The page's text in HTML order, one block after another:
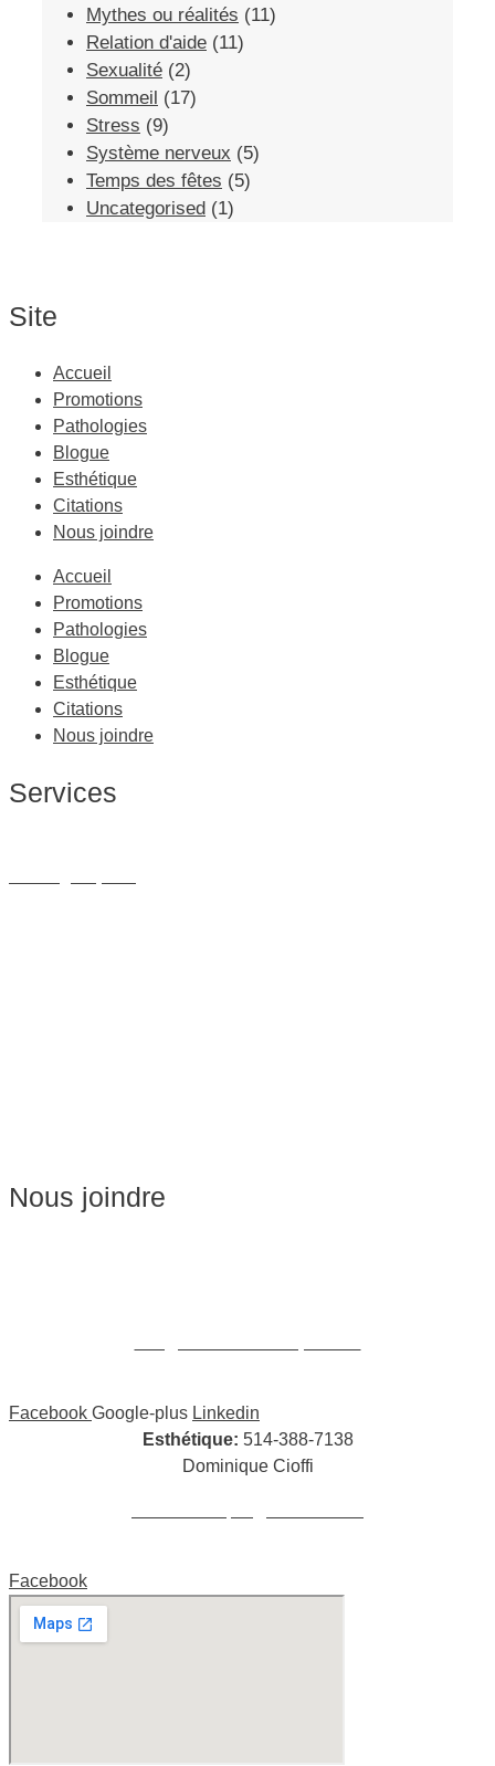
Mythes ou réalités (11)
Relation d'aide (11)
Sexualité (2)
Sommeil (17)
Stress (9)
Système nerveux (5)
Temps des fêtes (5)
Uncategorised (1)
Site
Accueil
Promotions
Pathologies
Blogue
Esthétique
Citations
Nous joindre
Accueil
Promotions
Pathologies
Blogue
Esthétique
Citations
Nous joindre
Services
Nous joindre
Facebook Google-plus Linkedin
Esthétique: 514-388-7138
Dominique Cioffi
Facebook